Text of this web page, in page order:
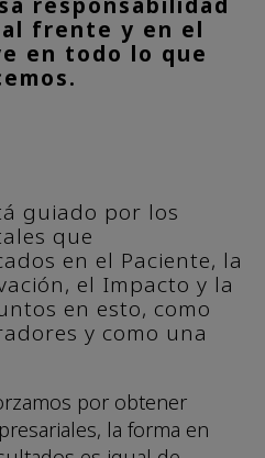
frente y en el
en todo lo que
guiado por los
que
en el Paciente, la
el Impacto y la
en esto, como
y como una
por obtener
la forma en